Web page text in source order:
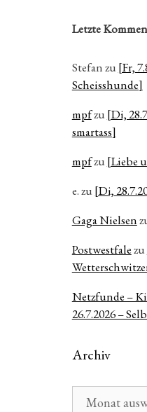
Letzte
Stefanzu [Fr,
Scheisshunde]
mpfzu [Di,
smartass]
mpfzu [Liebe
e.zu [Di,
Gaga Nielsen
Postwestfalezu
Netzfunde –
26.7.2026 –
Archiv